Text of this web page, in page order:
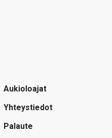
Aukioloajat
Yhteystiedot
Palaute